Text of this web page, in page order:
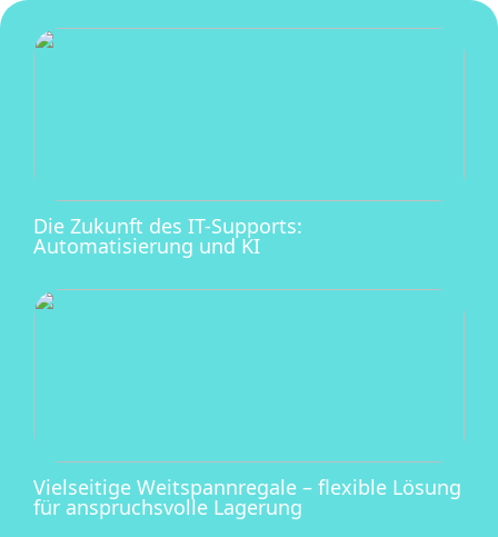
Die Zukunft des IT-Supports:
Automatisierung und KI
Vielseitige Weitspannregale – flexible Lösung
für anspruchsvolle Lagerung